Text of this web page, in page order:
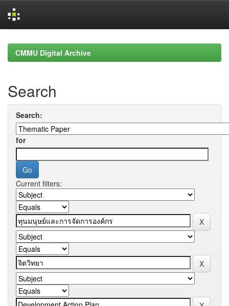
navigationCMMU Digital Archive
Search
Search:
for
Current filters: